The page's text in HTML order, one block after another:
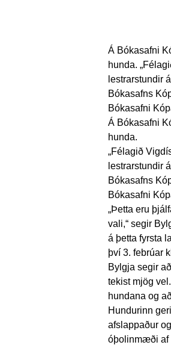
Á Bókasafni
hunda.
lestrarstundir
Bókasafns
Bókasafni
Á Bókasafni
hunda.
„Félagið
lestrarstundir
Bókasafns
Bókasafni
„Þetta eru
vali,“ segir
á þetta fyrsta
því 3. febrúar
Bylgja segir
tekist mjög
hundana og
Hundurinn
afslappaður
óþolinmæði af